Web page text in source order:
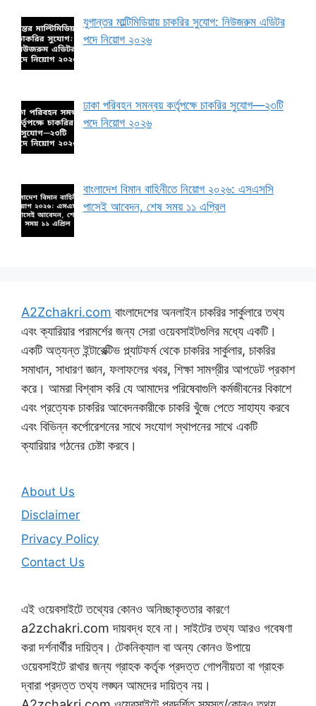
যুগান্তর মাল্টিমিডিয়ায় চাকরির সুযোগ: নিউজরুম এডিটর
পদে নিয়োগ ২০২৬
ঢাকা পরিবহন সমন্বয় কর্তৃপক্ষে চাকরির সুযোগ—২৩টি
পদে নিয়োগ ২০২৬
বাংলাদেশ বিমান বাহিনীতে নিয়োগ ২০২৬: এসএসসি
পাসেই আবেদন, শেষ সময় ১১ এপ্রিল
A2Zchakri.com বাংলাদেশের অনলাইন চাকরির সার্কুলারে তথ্য
এবং ক্যারিয়ার পরামর্শের জন্য সেরা ওয়েবসাইটগুলির মধ্যে একটি।
একটি অত্যন্ত ইন্টারেক্টিভ প্ল্যাটফর্ম থেকে চাকরির সার্কুলার, চাকরির
সমাধান, সাধারণ জ্ঞান, ফলাফলের খবর, শিক্ষা সামগ্রীর আপডেট প্রকাশ
করে। আমরা বিশ্বাস করি যে আমাদের পরিষেবাগুলি কর্মজীবনের বিকাশে
এবং প্রত্যেক চাকরির আবেদনকারীকে চাকরি খুঁজে পেতে সাহায্য করবে
এবং বিভিন্ন কর্পোরেশনের সাথে সংযোগ স্থাপনের সাথে একটি
ক্যারিয়ার গঠনের চেষ্টা করবে।
About Us
Disclaimer
Privacy Policy
Contact Us
এই ওয়েবসাইটে তথ্যের কোনও অনিচ্ছাকৃততার কারণে
a2zchakri.com দায়বদ্ধ হবে না। সাইটের তথ্য আরও গবেষণা
করা দর্শনার্থীর দায়িত্ব। টেকনিক্যাল বা অন্য কোনও উপায়ে
ওয়েবসাইটে রাখার জন্য গ্রাহক কর্তৃক প্রদত্ত গোপনীয়তা বা গ্রাহক
দ্বারা প্রদত্ত তথ্য লঙ্ঘন আমদের দায়িত্ব নয়।